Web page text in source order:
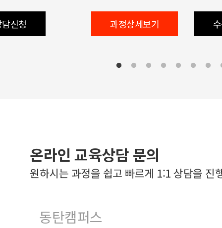
신청 과정상세보기
온라인 교육상담 문의
원하시는 과정을 쉽고 빠르게 1:1 상담을 진